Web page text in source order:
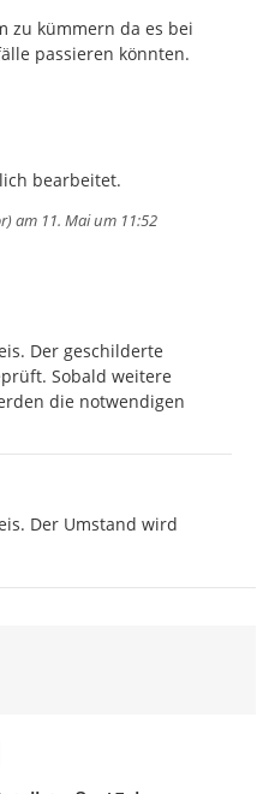
zu kümmern da es bei
passieren könnten.
bearbeitet.
am 11. Mai um 11:52
Der geschilderte
Sobald weitere
die notwendigen
Der Umstand wird